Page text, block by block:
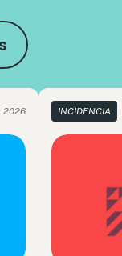
2026 INCIDENCIA